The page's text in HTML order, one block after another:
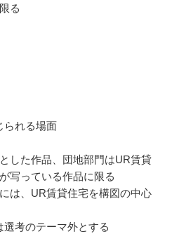
る
られる場面
した作品、団地部門はUR賃貸
写っている作品に限る
は、UR賃貸住宅を構図の中心
考のテーマ外とする